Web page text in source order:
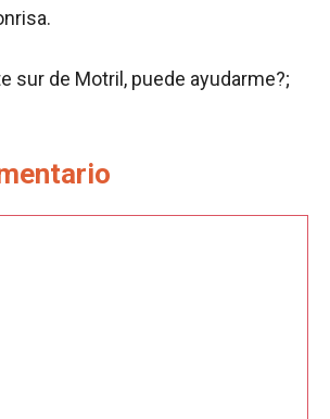
sur de Motril, puede ayudarme?;